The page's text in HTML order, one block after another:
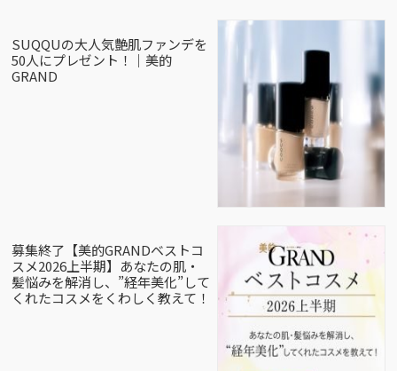
SUQQUの大人気艶肌ファンデを
50人にプレゼント！｜美的
GRAND
募集終了【美的GRANDベストコ
スメ2026上半期】あなたの肌・
髪悩みを解消し、”経年美化”して
くれたコスメをくわしく教えて！